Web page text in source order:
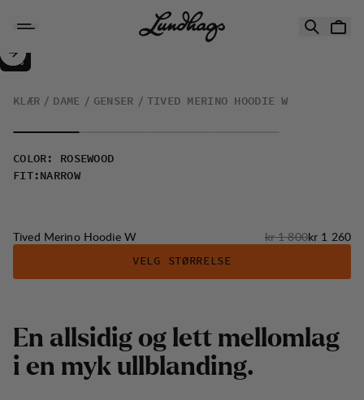
Tived Merino Hoodie W
SALG :
30%
KLÆR DAME GENSER TIVED MERINO HOODIE W
COLOR :
ROSEWOOD
FIT: NARROW
Tived Merino Hoodie W Originalpris:
kr 1 800Salgspris
kr 1 260
VELG STØRRELSE
En allsidig og lett mellomlag
i en myk ullblanding.